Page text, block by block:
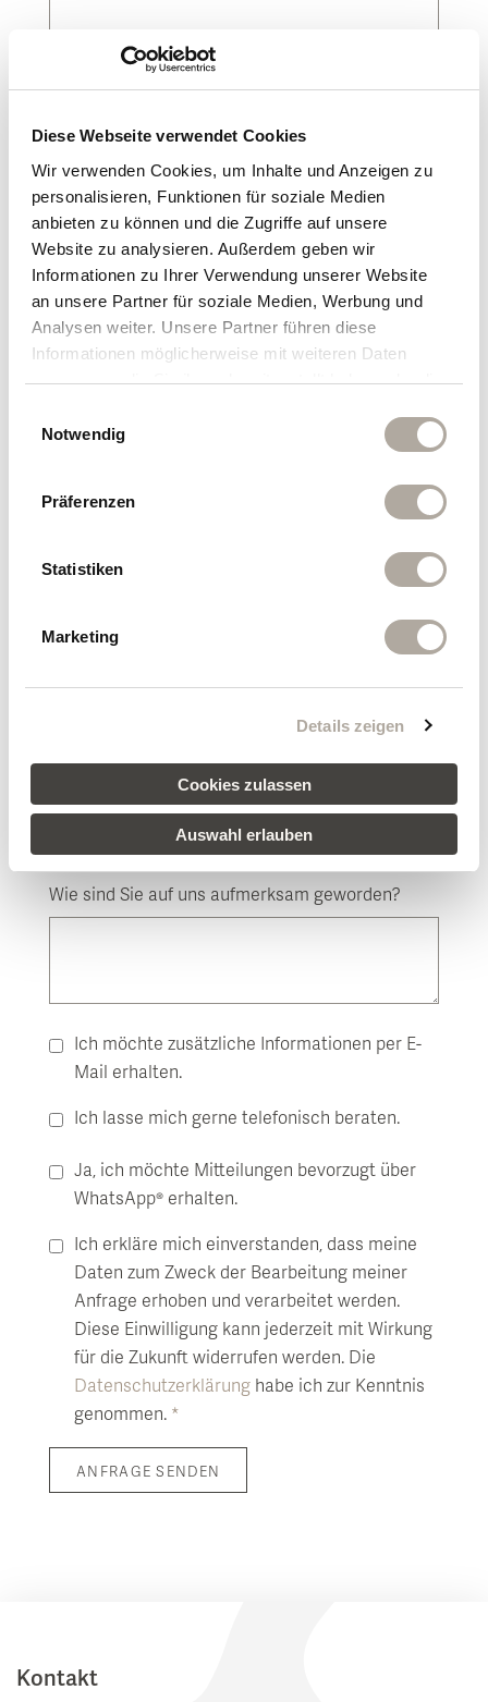
Diese Webseite verwendet Cookies
Wir verwenden Cookies, um Inhalte und Anzeigen zu
personalisieren, Funktionen für soziale Medien
anbieten zu können und die Zugriffe auf unsere
Website zu analysieren. Außerdem geben wir
Informationen zu Ihrer Verwendung unserer Website
an unsere Partner für soziale Medien, Werbung und
Analysen weiter. Unsere Partner führen diese
Informationen möglicherweise mit weiteren Daten
zusammen, die Sie ihnen bereitgestellt haben oder die
haben.
Notwendig
Präferenzen
Statistiken
Marketing
Details zeigen
Cookies zulassen
Auswahl erlauben
(Bitte Vorwahl angeben)
Straße
Land
Wie sind Sie auf uns aufmerksam geworden?
Ich möchte zusätzliche Informationen per E-
Mail erhalten.
Ich lasse mich gerne telefonisch beraten.
Ja, ich möchte Mitteilungen bevorzugt über
WhatsApp® erhalten.
Ich erkläre mich einverstanden, dass meine
Daten zum Zweck der Bearbeitung meiner
Anfrage erhoben und verarbeitet werden.
Diese Einwilligung kann jederzeit mit Wirkung
für die Zukunft widerrufen werden. Die
Datenschutzerklärunghabe ich zur Kenntnis
genommen. *
ANFRAGE SENDEN
Kontakt